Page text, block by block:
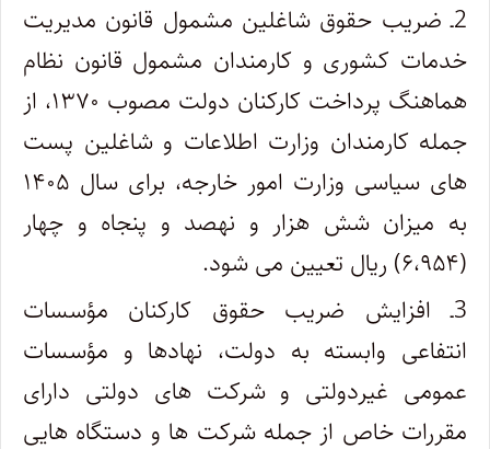
2ـ ضریب حقوق شاغلین مشمول قانون مدیریت
خدمات کشوری و کارمندان مشمول قانون نظام
هماهنگ پرداخت کارکنان دولت مصوب ۱۳۷۰، از
جمله کارمندان وزارت اطلاعات و شاغلین پست
های سیاسی وزارت امور خارجه، برای سال ۱۴۰۵
به میزان شش هزار و نهصد و پنجاه و چهار
(۶،۹۵۴) ریال تعیین می شود.
3ـ افزایش ضریب حقوق کارکنان مؤسسات
انتفاعی وابسته به دولت، نهادها و مؤسسات
عمومی غیردولتی و شرکت های دولتی دارای
مقررات خاص از جمله شرکت ها و دستگاه هایی